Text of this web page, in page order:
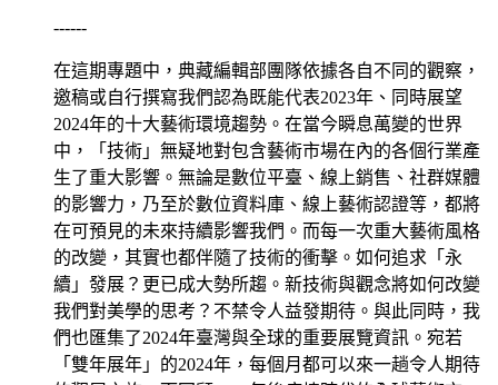
------
在這期專題中，典藏編輯部團隊依據各自不同的觀察，
邀稿或自行撰寫我們認為既能代表2023年、同時展望
2024年的十大藝術環境趨勢。在當今瞬息萬變的世界
中，「技術」無疑地對包含藝術市場在內的各個行業產
生了重大影響。無論是數位平臺、線上銷售、社群媒體
的影響力，乃至於數位資料庫、線上藝術認證等，都將
在可預見的未來持續影響我們。而每一次重大藝術風格
的改變，其實也都伴隨了技術的衝擊。如何追求「永
續」發展？更已成大勢所趨。新技術與觀念將如何改變
我們對美學的思考？不禁令人益發期待。與此同時，我
們也匯集了2024年臺灣與全球的重要展覽資訊。宛若
「雙年展年」的2024年，每個月都可以來一趟令人期待